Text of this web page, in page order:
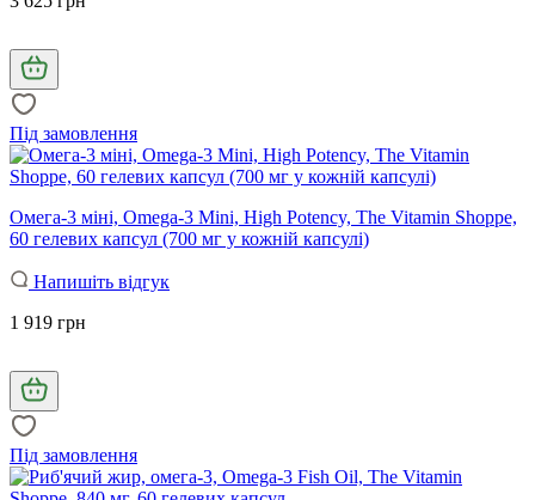
Під замовлення
Омега-3 міні, Omega-3 Mini, High Potency, The Vitamin Shoppe,
60 гелевих капсул (700 мг у кожній капсулі)
Напишіть відгук
1 919 грн
Під замовлення